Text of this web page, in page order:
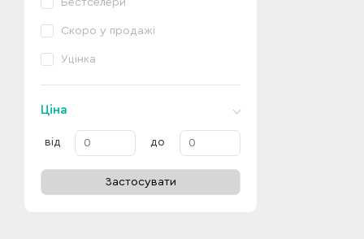
Бестселери
Скоро у продажі
Уцінка
Ціна
від до
Застосувати